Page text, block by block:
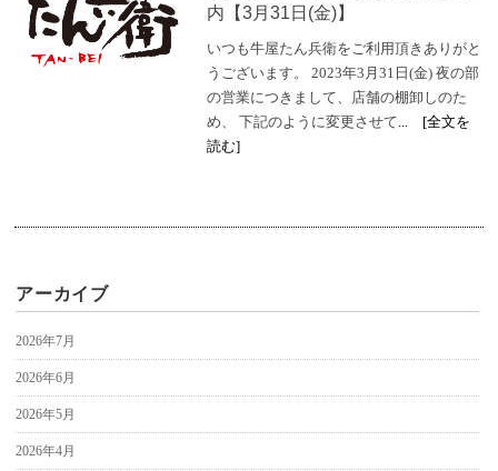
内【3月31日(金)】
いつも牛屋たん兵衛をご利用頂きありがと
うございます。 2023年3月31日(金) 夜の部
の営業につきまして、店舗の棚卸しのた
め、 下記のように変更させて ... [全文を
読む]
アーカイブ
2026年7月
2026年6月
2026年5月
2026年4月